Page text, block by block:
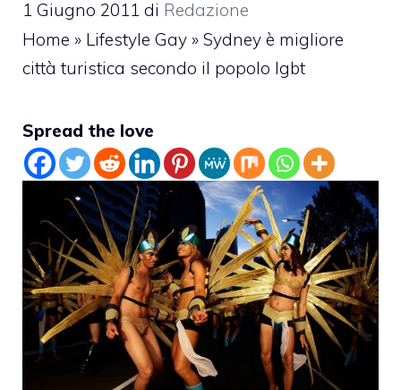
1 Giugno 2011 di Redazione
Home » Lifestyle Gay » Sydney è migliore
città turistica secondo il popolo lgbt
Spread the love